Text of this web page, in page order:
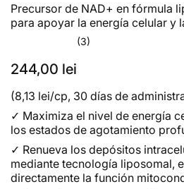
Precursor de NAD+ en fórmula
para apoyar la energía celular y
(3)
244,00 lei
(8,13 lei/cp, 30 días de
✓ Maximiza el nivel de energía
los estados de agotamiento
✓ Renueva los depósitos
mediante tecnología liposomal,
directamente la función